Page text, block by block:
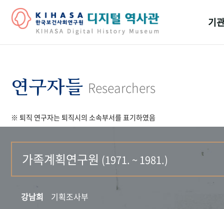
기
연구자들 Researchers
※ 퇴직 연구자는 퇴직시의 소속부서를 표기하였음
가족계획연구원 (1971. ~ 1981.)
강남희
기획조사부